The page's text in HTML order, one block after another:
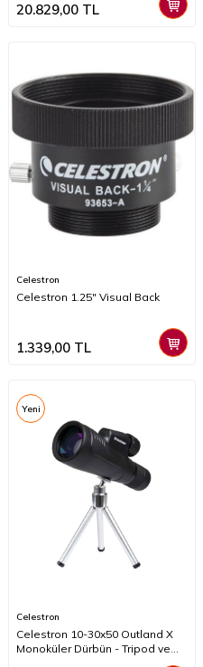
20.829,00 TL
Celestron
Celestron 1.25" Visual Back
1.339,00 TL
Yeni
Celestron
Celestron 10-30x50 Outland X
Monoküler Dürbün - Tripod ve
Kılıf Dahil - HD Zoom - Doğa ve